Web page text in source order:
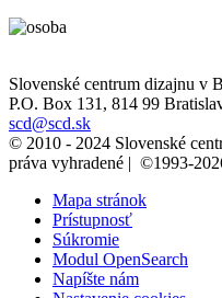
Slovenské centrum dizajnu v
P.O. Box 131, 814 99
scd@scd.sk
© 2010 - 2024 Slovenské
práva vyhradené | ©1993-
Mapa stránok
Prístupnosť
Súkromie
Modul OpenSearch
Napíšte nám